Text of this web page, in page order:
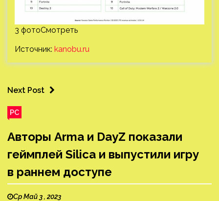
3 фотоСмотреть
Источник: kanobu.ru
Next Post
PC
Авторы Arma и DayZ показали
геймплей Silica и выпустили игру
в раннем доступе
Ср Май 3 , 2023